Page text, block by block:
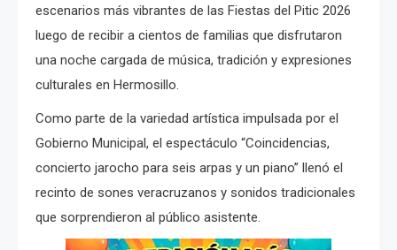
escenarios más vibrantes de las Fiestas del Pitic 2026
luego de recibir a cientos de familias que disfrutaron
una noche cargada de música, tradición y expresiones
culturales en Hermosillo.
Como parte de la variedad artística impulsada por el
Gobierno Municipal, el espectáculo “Coincidencias,
concierto jarocho para seis arpas y un piano” llenó el
recinto de sones veracruzanos y sonidos tradicionales
que sorprendieron al público asistente.